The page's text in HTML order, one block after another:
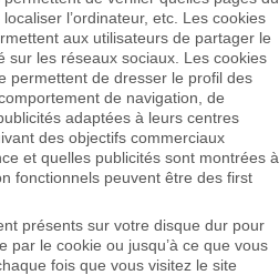
l’ordinateur, etc. Les cookies
aux utilisateurs de partager le
sur les réseaux sociaux. Les cookies
permettent de dresser le profil des
de navigation, de
adaptées à leurs centres
des objectifs commerciaux
et quelles publicités sont montrées à
fonctionnels peuvent être des first
présents sur votre disque dur pour
par le cookie ou jusqu’à ce que vous
fois que vous visitez le site